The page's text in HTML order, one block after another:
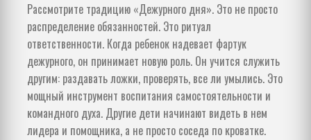
Рассмотрите традицию «Дежурного дня». Это не просто
распределение обязанностей. Это ритуал
ответственности. Когда ребенок надевает фартук
дежурного, он принимает новую роль. Он учится служить
другим: раздавать ложки, проверять, все ли умылись. Это
мощный инструмент воспитания самостоятельности и
командного духа. Другие дети начинают видеть в нем
лидера и помощника, а не просто соседа по кроватке.